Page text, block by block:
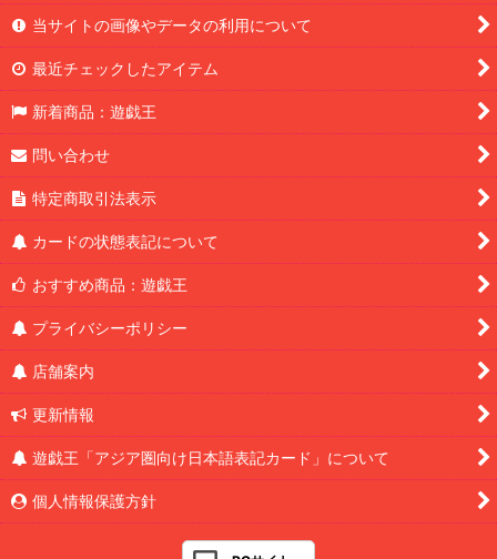
当サイトの画像やデータの利用について
最近チェックしたアイテム
新着商品：遊戯王
問い合わせ
特定商取引法表示
カードの状態表記について
おすすめ商品：遊戯王
プライバシーポリシー
店舗案内
更新情報
遊戯王「アジア圏向け日本語表記カード」について
個人情報保護方針